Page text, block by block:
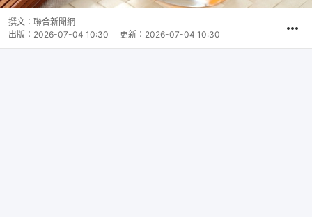
撰文： 聯合新聞網
出版： 2026-07-04 10:30 更新： 2026-07-04 10:30